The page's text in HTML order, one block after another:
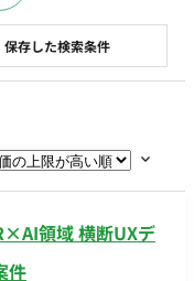
領域 横断UXデ
件
保存した検索条件